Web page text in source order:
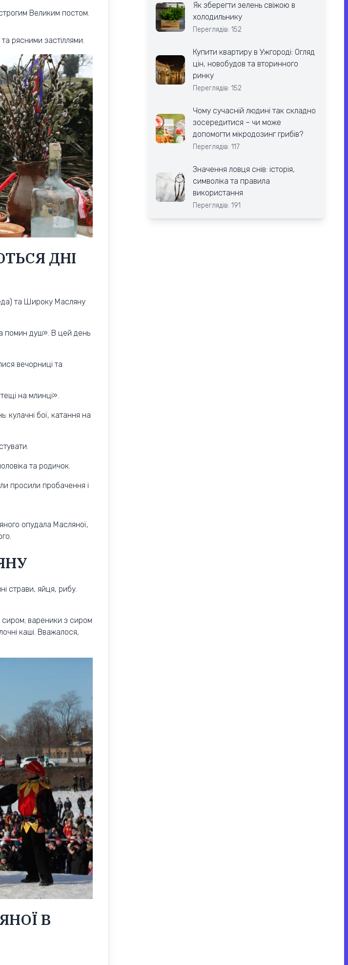
Великим постом.
рясними застіллями.
ДНІ
та Широку Масляну
помин душ». В цей день
вечорниці та
на млинці».
бої, катання на
та родичок.
просили пробачення і
опудала Масляної,
страви, яйця, рибу.
вареники з сиром
каші. Вважалося,
В
Як зберегти зелень свіжою в
холодильнику
Переглядів: 152
Купити квартиру в Ужгороді: Огляд
цін, новобудов та вторинного
ринку
Переглядів: 152
Чому сучасній людині так складно
зосередитися – чи може
допомогти мікродозинг грибів?
Переглядів: 117
Значення ловця снів: історія,
символіка та правила
використання
Переглядів: 191